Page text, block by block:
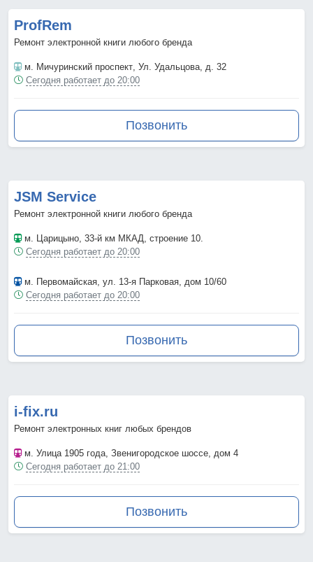
ProfRem
Ремонт электронной книги любого бренда
м. Мичуринский проспект, Ул. Удальцова, д. 32
Сегодня работает до 20:00
Позвонить
JSM Service
Ремонт электронной книги любого бренда
м. Царицыно, 33-й км МКАД, строение 10.
Сегодня работает до 20:00
м. Первомайская, ул. 13-я Парковая, дом 10/60
Сегодня работает до 20:00
Позвонить
i-fix.ru
Ремонт электронных книг любых брендов
м. Улица 1905 года, Звенигородское шоссе, дом 4
Сегодня работает до 21:00
Позвонить